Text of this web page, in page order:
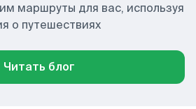
маршруты для вас, используя
о путешествиях
Читать блог